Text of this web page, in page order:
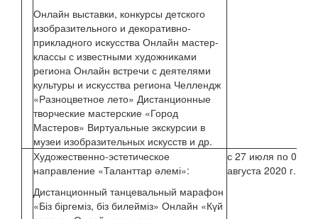
Онлайн выставки, конкурсы детского
изобразительного и декоративно-
прикладного искусства Онлайн мастер-
классы с известными художниками
региона Онлайн встречи с деятелями
культуры и искусства региона Челлендж
«Разноцветное лето» Дистанционные
творческие мастерские «Город
Мастеров» Виртуальные экскурсии в
музеи изобразительных искусств и др.
Художественно-эстетическое
направление «Таланттар әлемі»:
Дистанционный танцевальный марафон
«Біз біргеміз, біз билейміз» Онлайн «Күй
с 27 июля по 02
августа 2020 г.